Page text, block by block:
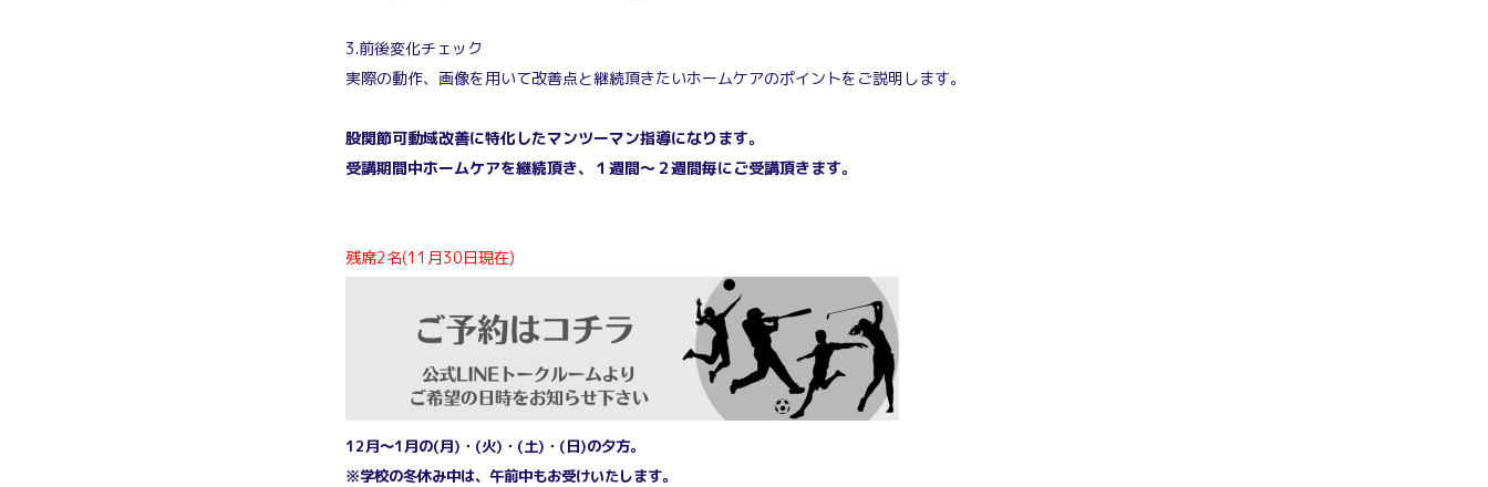
3.前後変化チェック
実際の動作、画像を用いて改善点と継続頂きたいホームケアのポイントをご説明します。
股関節可動域改善に特化したマンツーマン指導になります。
受講期間中ホームケアを継続頂き、１週間～２週間毎にご受講頂きます。
残席2名(11月30日現在)
12月～1月の(月)・(火)・(土)・(日)の夕方。
※学校の冬休み中は、午前中もお受けいたします。